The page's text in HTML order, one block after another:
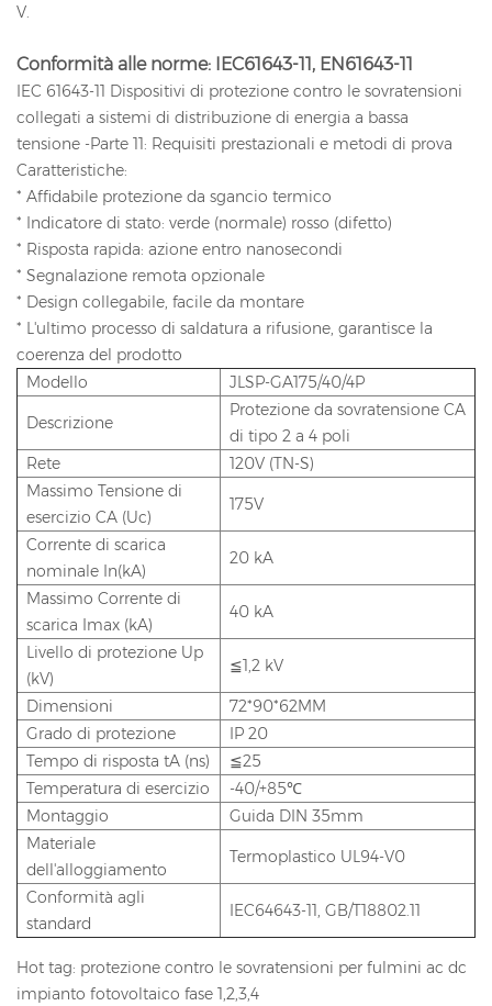
V.
Conformità alle norme: IEC61643-11, EN61643-11
IEC 61643-11 Dispositivi di protezione contro le sovratensioni
collegati a sistemi di distribuzione di energia a bassa
tensione -Parte 11: Requisiti prestazionali e metodi di prova
Caratteristiche:
* Affidabile protezione da sgancio termico
* Indicatore di stato: verde (normale) rosso (difetto)
* Risposta rapida: azione entro nanosecondi
* Segnalazione remota opzionale
* Design collegabile, facile da montare
* L'ultimo processo di saldatura a rifusione, garantisce la
coerenza del prodotto
Modello
JLSP-GA175/40/4P
Descrizione
Protezione da sovratensione CA
di tipo 2 a 4 poli
Rete
120V (TN-S)
Massimo Tensione di
esercizio CA (Uc)
175V
Corrente di scarica
nominale In(kA)
20 kA
Massimo Corrente di
scarica Imax (kA)
40 kA
Livello di protezione Up
(kV)
≦1,2 kV
Dimensioni
72*90*62MM
Grado di protezione
IP 20
Tempo di risposta tA (ns)
≦25
Temperatura di esercizio
-40/+85℃
Montaggio
Guida DIN 35mm
Materiale
dell'alloggiamento
Termoplastico UL94-V0
Conformità agli
standard
IEC64643-11, GB/T18802.11
Hot tag: protezione contro le sovratensioni per fulmini ac dc
impianto fotovoltaico fase 1,2,3,4